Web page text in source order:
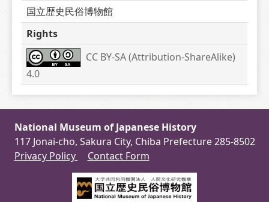
国立歴史民俗博物館
Rights
CC BY-SA (Attribution-ShareAlike)
4.0
National Museum of Japanese History
117 Jonai-cho, Sakura City, Chiba Prefecture 285-8502
Privacy Policy
Contact Form